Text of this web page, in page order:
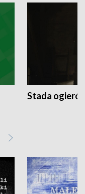
Stada